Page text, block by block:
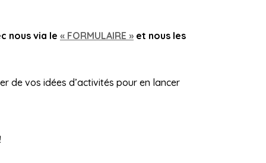
nous via le « FORMULAIRE » et nous les
de vos idées d’activités pour en lancer